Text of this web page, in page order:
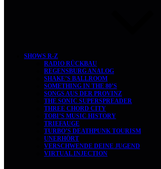
SHOWS R-Z
RADIO RÜCKBAU
REGENSBURG ANALOG
SHAKE’S BALLROOM
SOMETHING IN THE 80’S
SONGS AUS DER PROVINZ
THE SONIC SUPERSPREADER
THREE CHORD CITY
TOBI’S MUSIC HISTORY
TRIEFAUGE
TURBO’S DEATHPUNK TOURISM
UNERHÖRT
VERSCHWENDE DEINE JUGEND
VIRTUAL INJECTION